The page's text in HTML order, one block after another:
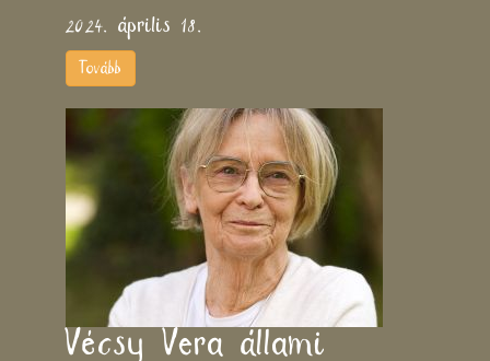
2024. április 18.
Tovább
Vécsy Vera állami